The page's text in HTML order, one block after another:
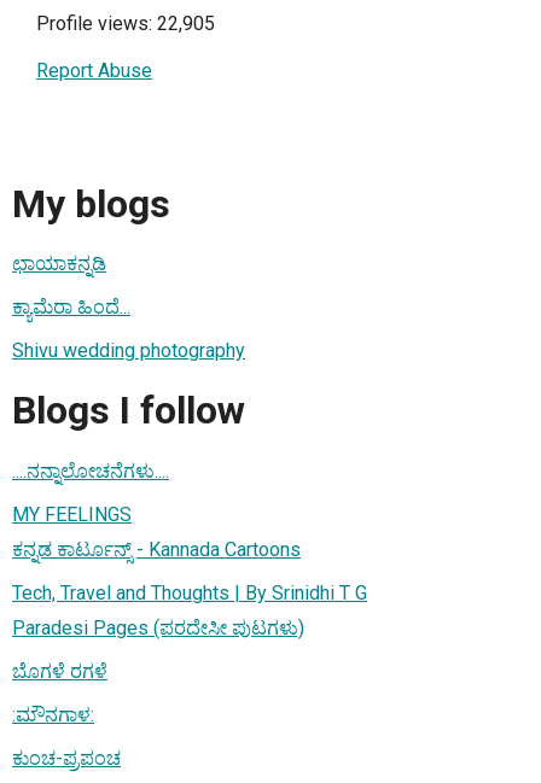
Profile views: 22,905
Report Abuse
My blogs
ಛಾಯಾಕನ್ನಡಿ
ಕ್ಯಾಮೆರಾ ಹಿಂದೆ...
Shivu wedding photography
Blogs I follow
....ನನ್ನಾಲೋಚನೆಗಳು....
MY FEELINGS
ಕನ್ನಡ ಕಾರ್ಟೂನ್ಸ್ - Kannada Cartoons
Tech, Travel and Thoughts | By Srinidhi T G
Paradesi Pages (ಪರದೇಸೀ ಪುಟಗಳು)
ಬೊಗಳೆ ರಗಳೆ
:ಮೌನಗಾಳ:
ಕುಂಚ-ಪ್ರಪಂಚ